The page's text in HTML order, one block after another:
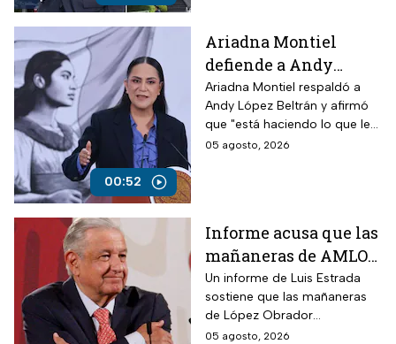
00:52
Ariadna Montiel
defiende a Andy
López Beltrán por
actos anticipados de
campaña
Ariadna Montiel respaldó a
Andy López Beltrán y afirmó
que "está haciendo lo que le
toca", pese a las críticas por
05 agosto, 2026
Informe acusa que las
mañaneras de AMLO
acumularon más de
100 mil afirmaciones
falsas
Un informe de Luis Estrada
sostiene que las mañaneras
de López Obrador
acumularon más de 100 mil
05 agosto, 2026